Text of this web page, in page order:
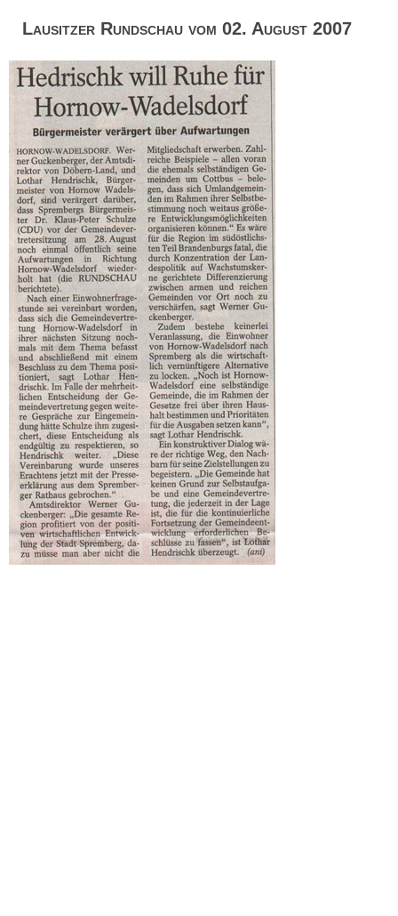
Lausitzer Rundschau vom 02. August 2007